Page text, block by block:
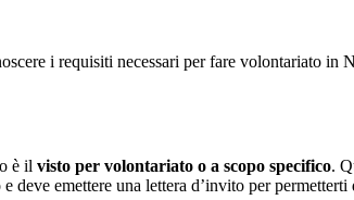
i requisiti necessari per fare volontariato
è il visto per volontariato o a scopo specifico.
deve emettere una lettera d’invito per